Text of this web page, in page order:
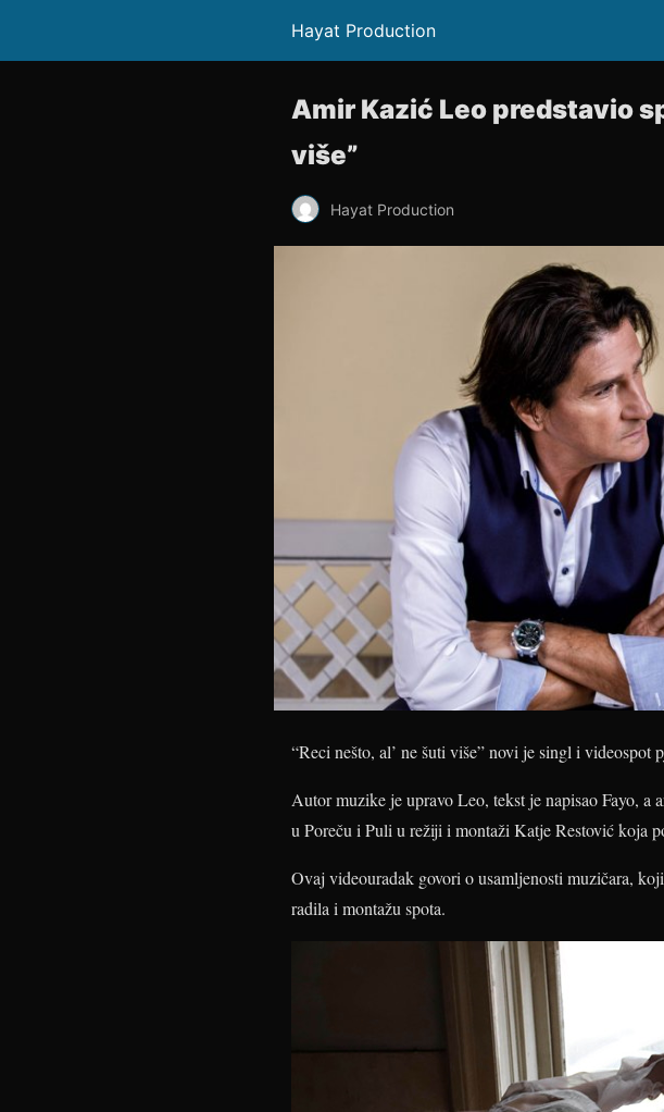
Hayat Production
Amir Kazić Leo predstavio
više”
Hayat Production
“Reci nešto, al’ ne šuti više” novi je singl i videospot
Autor muzike je upravo Leo, tekst je napisao Fayo,
u Poreču i Puli u režiji i montaži Katje Restović koja
Ovaj videouradak govori o usamljenosti muzičara,
radila i montažu spota.